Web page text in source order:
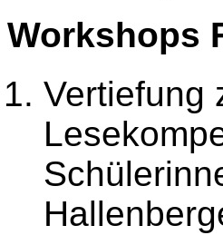
Workshops
Vertiefung